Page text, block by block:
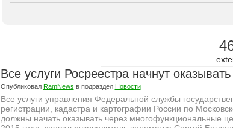
Все услуги Росреестра начнут
Опубликовал RamNews в подраздел Новости
Все услуги управления Федеральной службы
регистрации, кадастра и картографии России по
должны начать оказывать через многофункциональные